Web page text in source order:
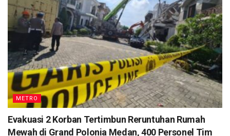
METRO
Evakuasi 2 Korban Tertimbun Reruntuhan Rumah
Mewah di Grand Polonia Medan, 400 Personel Tim